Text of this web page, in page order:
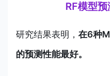
RF模型
研究结果表明， 在6种
的预测性能最好。